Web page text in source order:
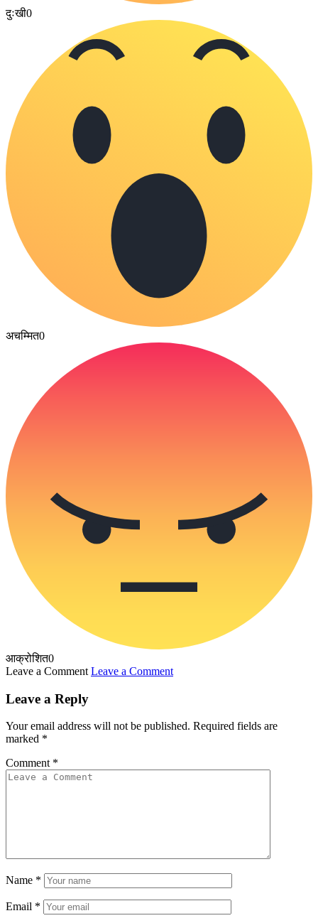
दुःखी0
अचम्मित0
आक्रोशित0
Leave a Comment Leave a Comment
Leave a Reply
Your email address will not be published. Required fields are
marked *
Comment *
Name *
Email *